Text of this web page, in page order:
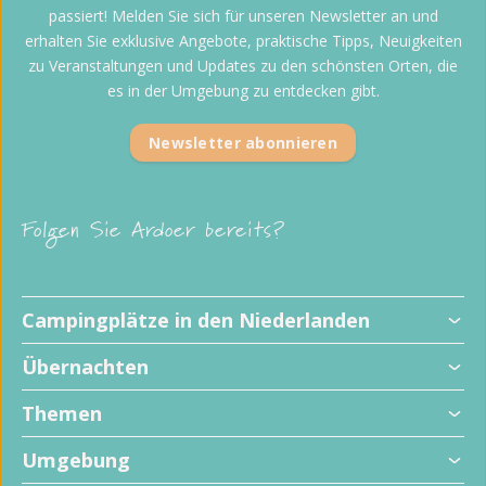
Folgen Sie Ardoer bereits?
Campingplätze in den Niederlanden
Kinderfreundliche Campingplätze
Hundefreundliche Campingplätze
Familiencampingplätze
Übernachten
Alle Stellplätze
Campingplätze mit privaten Sanitäranlagen
Wohnmobilstellplätze
Alle Unterkünfte
Themen
Campingplätze mit Schwimmbad
Campingplätze mit Animation
Campingplätze mit Indoor-Spielplatz
Umgebung
Campingplätze am Meer
passiert! Melden Sie sich für unseren Newsletter an und
erhalten Sie exklusive Angebote, praktische Tipps, Neuigkeiten
zu Veranstaltungen und Updates zu den schönsten Orten, die
es in der Umgebung zu entdecken gibt.
Newsletter abonnieren